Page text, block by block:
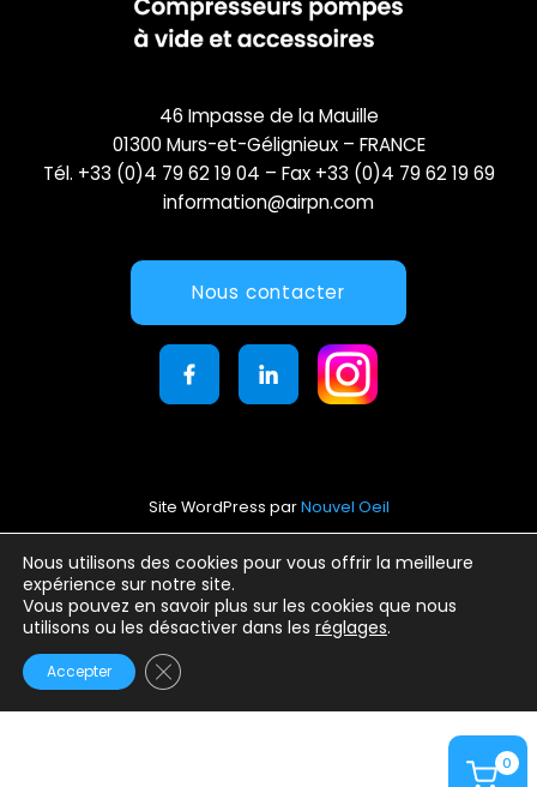
0
Nous utilisons des cookies pour vous offrir la meilleure
expérience sur notre site.
Vous pouvez en savoir plus sur les cookies que nous
utilisons ou les désactiver dans les réglages.
Accepter Fermer la bannière des cookies GDPR
46 Impasse de la Mauille
01300 Murs-et-Gélignieux – FRANCE
Tél. +33 (0)4 79 62 19 04 – Fax +33 (0)4 79 62 19 69
information@airpn.com
Nous contacter
Site WordPress parNouvel Oeil
Mentions légales
Conditions générales d’utilisation
Politique de confidentialité